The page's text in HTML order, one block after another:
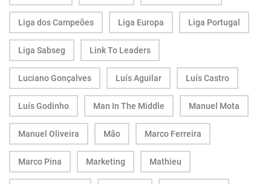
Liga dos Campeões Liga Europa Liga Portugal
Liga Sabseg Link To Leaders
Luciano Gonçalves Luís Aguilar Luís Castro
Luís Godinho Man In The Middle Manuel Mota
Manuel Oliveira Mão Marco Ferreira
Marco Pina Marketing Mathieu